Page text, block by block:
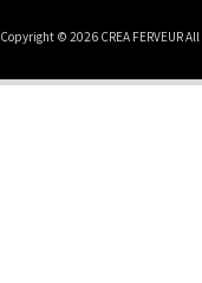
Copyright © 2026 CREA FERVEUR